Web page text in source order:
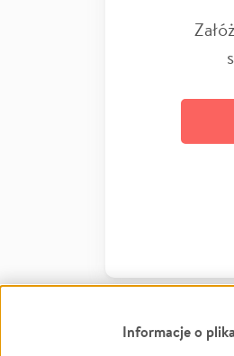
Załóż
Informacje o